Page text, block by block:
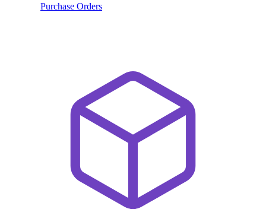
Purchase Orders